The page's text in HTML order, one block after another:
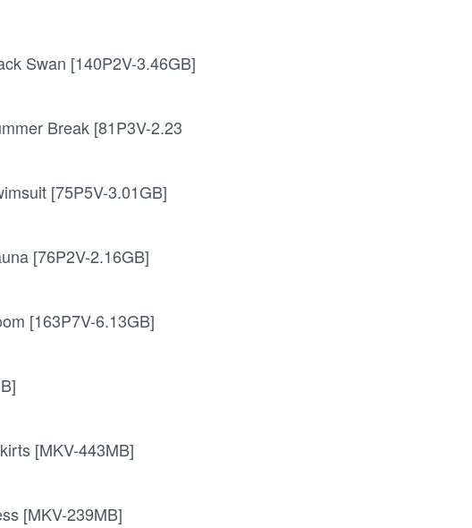
Swan [140P2V-3.46GB]
Break [81P3V-2.23
[75P5V-3.01GB]
[76P2V-2.16GB]
[163P7V-6.13GB]
[MKV-443MB]
[MKV-239MB]